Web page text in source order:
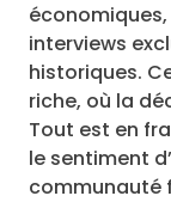
interviews
historiques.
riche, où la
Tout est en
le sentiment
communauté